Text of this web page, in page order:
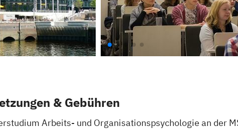
& Gebühren
Arbeits- und Organisationspsychologie an der